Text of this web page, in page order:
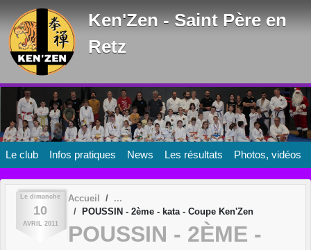
Ken'Zen - Saint Père en
Retz
Le club Infos pratiques News Les résultats Photos, vidéos
Le dimanche
10
AVRIL 2011
Accueil
POUSSIN - 2ème - kata - Coupe Ken'Zen
POUSSIN - 2ÈME -
Panneau de gestion des cookies